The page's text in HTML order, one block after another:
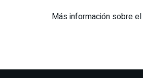
Más información sobre